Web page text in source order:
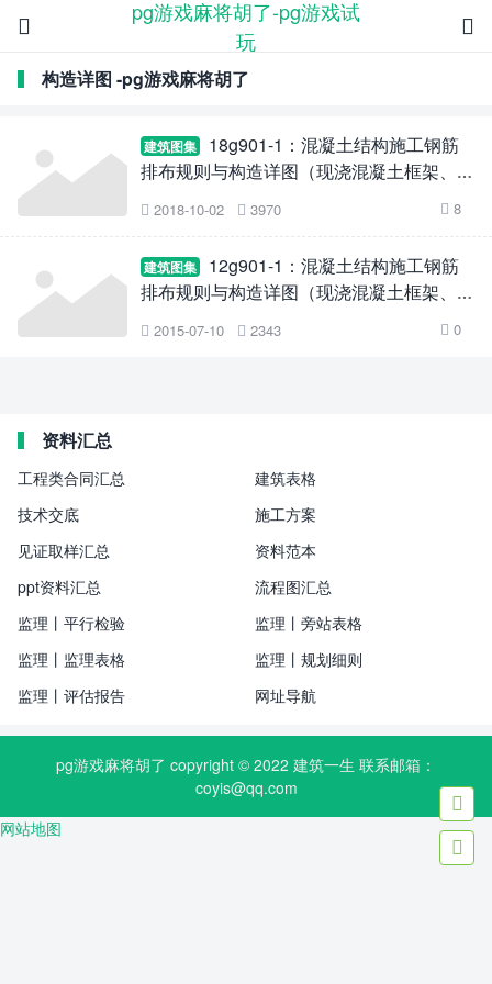
pg游戏麻将胡了-pg游戏试
玩


构造详图 -pg游戏麻将胡了
建筑图集
18g901-1：混凝土结构施工钢筋
排布规则与构造详图（现浇混凝土框架、剪
 2018-10-02  3970  8
建筑图集
12g901-1：混凝土结构施工钢筋
排布规则与构造详图（现浇混凝土框架、剪
 2015-07-10  2343  0
资料汇总
工程类合同汇总
建筑表格
技术交底
施工方案
见证取样汇总
资料范本
ppt资料汇总
流程图汇总
监理丨平行检验
监理丨旁站表格
监理丨监理表格
监理丨规划细则
监理丨评估报告
网址导航


pg游戏麻将胡了 copyright © 2022 建筑一生 联系邮箱：
coyis@qq.com
网站地图